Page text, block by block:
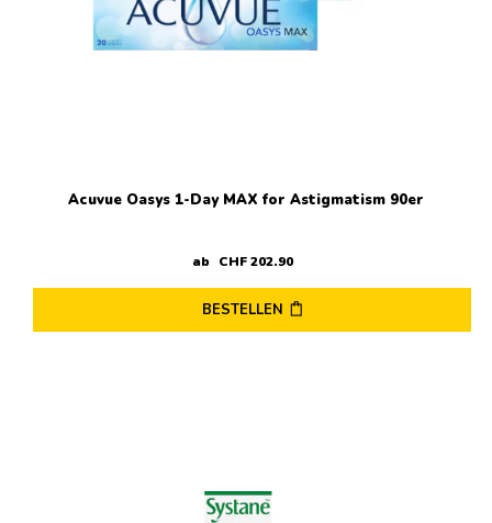
Produktseite
gewählt
werden
Acuvue Oasys 1-Day MAX for Astigmatism 90er
ab CHF202.90
BESTELLEN
Die
Optionen